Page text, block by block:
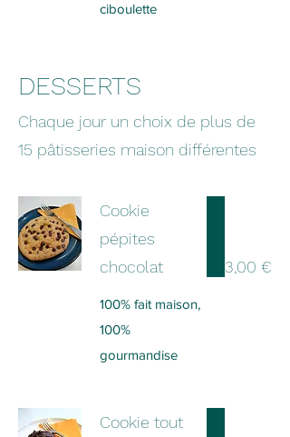
ciboulette
DESSERTS
Chaque jour un choix de plus de
15 pâtisseries maison différentes
Cookie
pépites
chocolat
100% fait maison,
100%
gourmandise
3,00 €
Cookie tout